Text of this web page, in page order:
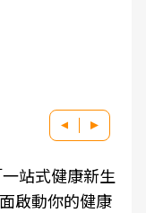
站式健康新生
啟動你的健康